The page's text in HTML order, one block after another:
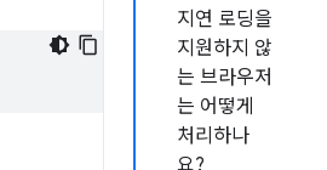
지연 로딩을
지원하지 않
는 브라우저
는 어떻게
처리하나
요?